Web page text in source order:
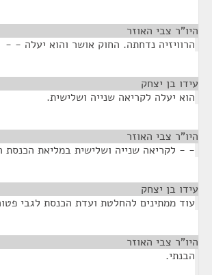
היו"ר צבי האוזר
הרוויזיה נדחתה. החוק אושר והוא יעלה - -
עידו בן יצחק
הוא יעלה לקריאה שנייה ושלישית.
היו"ר צבי האוזר
- - לקריאה שנייה ושלישית במליאת הכנסת
עידו בן יצחק
עוד ממתינים להחלטת ועדת הכנסת לגבי
היו"ר צבי האוזר
הבנתי.